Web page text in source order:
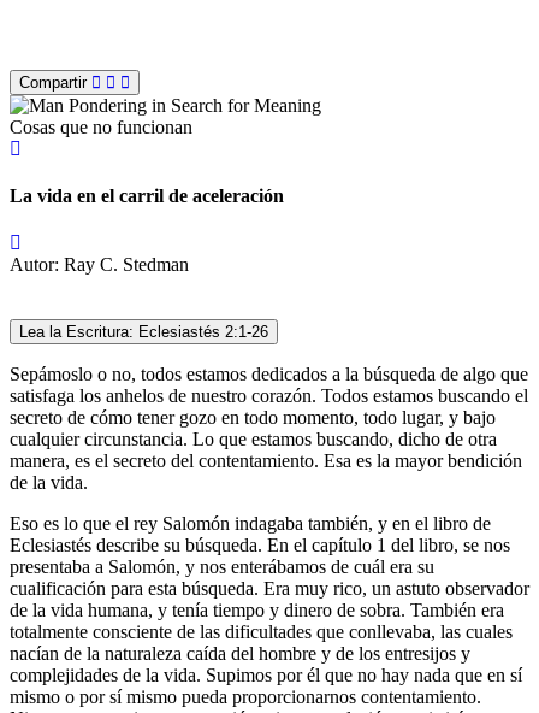
Compartir
Cosas que no funcionan
La vida en el carril de aceleración
Autor: Ray C. Stedman
Lea la Escritura: Eclesiastés 2:1-26
Sepámoslo o no, todos estamos dedicados a la búsqueda de algo que
satisfaga los anhelos de nuestro corazón. Todos estamos buscando el
secreto de cómo tener gozo en todo momento, todo lugar, y bajo
cualquier circunstancia. Lo que estamos buscando, dicho de otra
manera, es el secreto del contentamiento. Esa es la mayor bendición
de la vida.
Eso es lo que el rey Salomón indagaba también, y en el libro de
Eclesiastés describe su búsqueda. En el capítulo 1 del libro, se nos
presentaba a Salomón, y nos enterábamos de cuál era su
cualificación para esta búsqueda. Era muy rico, un astuto observador
de la vida humana, y tenía tiempo y dinero de sobra. También era
totalmente consciente de las dificultades que conllevaba, las cuales
nacían de la naturaleza caída del hombre y de los entresijos y
complejidades de la vida. Supimos por él que no hay nada que en sí
mismo o por sí mismo pueda proporcionarnos contentamiento.